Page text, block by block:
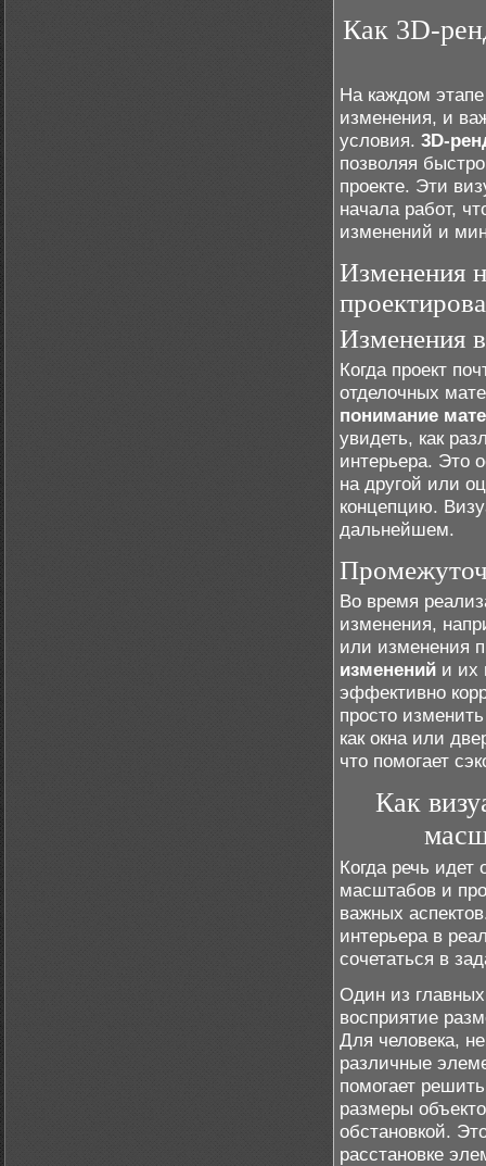
Как 3D-
На каждом этапе
изменения, и
условия. 3D-
позволяя
проекте. Эти
начала работ,
изменений и
Изменения
Изменения
Когда проект
отделочных
понимание
увидеть, как
интерьера. Это
на другой или
концепцию.
дальнейшем.
Во время
изменения,
или изменения
изменений и их
эффективно
просто
как окна или
что помогает
Как
Когда речь идет
масштабов и
важных
интерьера в
сочетаться в
Один из
восприятие
Для человека,
различные
помогает
размеры
обстановкой.
расстановке